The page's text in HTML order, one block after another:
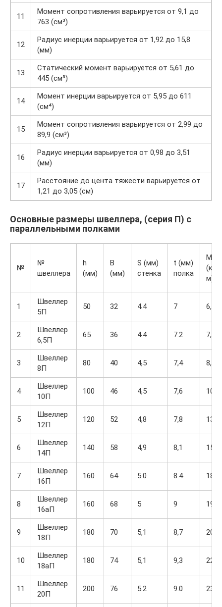
11
Момент сопротивления варьируется от 9,1 до
763 (см³)
12
Радиус инерции варьируется от 1,92 до 15,8
(мм)
13
Статический момент варьируется от 5,61 до
445 (см³)
14
Момент инерции варьируется от 5,95 до 611
(см⁴)
15
Момент сопротивления варьируется от 2,99 до
89,9 (см³)
16
Радиус инерции варьируется от 0,98 до 3,51
(мм)
17
Расстояние до цента тяжести варьируется от
1,21 до 3,05 (см)
Основные размеры швеллера, (серия П) с
параллельными полками
№
№
швеллера
h
(мм)
B
(мм)
S (мм)
стенка
t (мм)
полка
M
(кг/
м)
1
Швеллер
5П
50 32 4.4 7 6,16
2
Швеллер
6,5П
65 36 4.4 7.2 7,51
3
Швеллер
8П
80 40 4,5 7,4 8,98
4
Швеллер
10П
100 46 4,5 7,6 10,9
5
Швеллер
12П
120 52 4,8 7,8 13,3
6
Швеллер
14П
140 58 4,9 8,1 15,6
7
Швеллер
16П
160 64 5.0 8.4 18,1
8
Швеллер
16аП
160 68 5 9
9
Швеллер
18П
180 70 5,1 8,7 20,7
10
Швеллер
18аП
180 74 5,1 9,3 22,2
11
Швеллер
20П
200 76 5.2 9.0 23,4